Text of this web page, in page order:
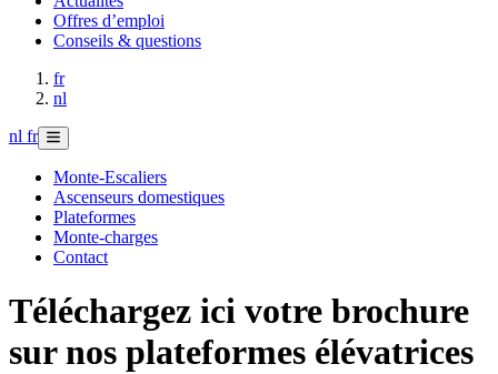
Offres d’emploi
Conseils & questions
fr
nl
nl fr
Monte-Escaliers
Ascenseurs domestiques
Plateformes
Monte-charges
Contact
Téléchargez ici votre brochure
sur nos plateformes élévatrices